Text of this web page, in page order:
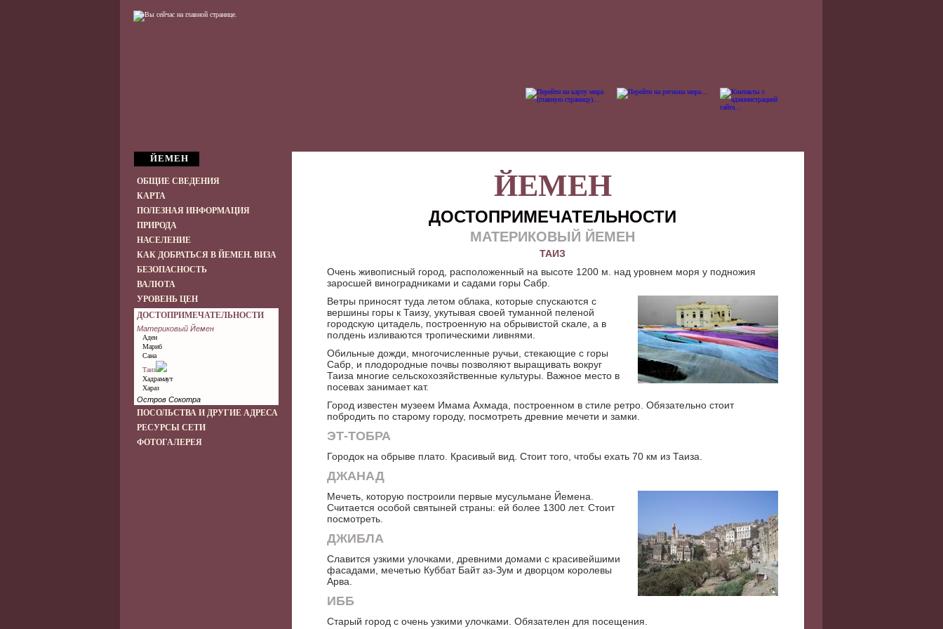
ЙЕМЕН
ОБЩИЕ СВЕДЕНИЯ
КАРТА
ПОЛЕЗНАЯ ИНФОРМАЦИЯ
ПРИРОДА
НАСЕЛЕНИЕ
КАК ДОБРАТЬСЯ В ЙЕМЕН. ВИЗА
БЕЗОПАСНОСТЬ
ВАЛЮТА
УРОВЕНЬ ЦЕН
ДОСТОПРИМЕЧАТЕЛЬНОСТИ
Материковый Йемен
Аден
Мариб
Сана
Таиз
Хадрамаут
Хараз
Остров Сокотра
ПОСОЛЬСТВА И ДРУГИЕ АДРЕСА
РЕСУРСЫ СЕТИ
ФОТОГАЛЕРЕЯ
ЙЕМЕН
ДОСТОПРИМЕЧАТЕЛЬНОСТИ
МАТЕРИКОВЫЙ ЙЕМЕН
ТАИЗ
Очень живописный город, расположенный на высоте 1200 м. над уровнем моря у подножия
заросшей виноградниками и садами горы Сабр.
Ветры приносят туда летом облака, которые спускаются с
вершины горы к Таизу, укутывая своей туманной пеленой
городскую цитадель, построенную на обрывистой скале, а в
полдень изливаются тропическими ливнями.
Обильные дожди, многочисленные ручьи, стекающие с горы
Сабр, и плодородные почвы позволяют выращивать вокруг
Таиза многие сельскохозяйственные культуры. Важное место в
посевах занимает кат.
Город известен музеем Имама Ахмада, построенном в стиле ретро. Обязательно стоит
побродить по старому городу, посмотреть древние мечети и замки.
ЭТ-ТОБРА
Городок на обрыве плато. Красивый вид. Стоит того, чтобы ехать 70 км из Таиза.
ДЖАНАД
Мечеть, которую построили первые мусульмане Йемена.
Считается особой святыней страны: ей более 1300 лет. Стоит
посмотреть.
ДЖИБЛА
Славится узкими улочками, древними домами с красивейшими
фасадами, мечетью Куббат Байт аз-Зум и дворцом королевы
Арва.
ИББ
Старый город с очень узкими улочками. Обязателен для посещения.